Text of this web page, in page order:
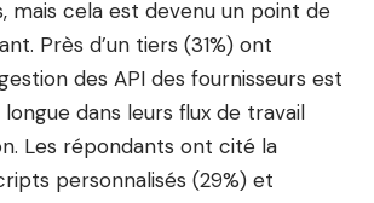
mais cela est devenu un point de
Près d’un tiers (31%) ont
des API des fournisseurs est
dans leurs flux de travail
Les répondants ont cité la
personnalisés (29%) et